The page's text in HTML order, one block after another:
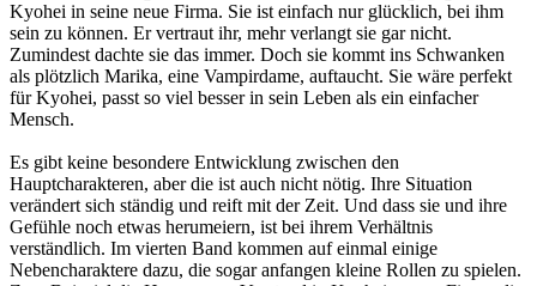
Kyohei in seine neue Firma. Sie ist einfach nur glücklich, bei ihm
sein zu können. Er vertraut ihr, mehr verlangt sie gar nicht.
Zumindest dachte sie das immer. Doch sie kommt ins Schwanken
als plötzlich Marika, eine Vampirdame, auftaucht. Sie wäre perfekt
für Kyohei, passt so viel besser in sein Leben als ein einfacher
Mensch.
Es gibt keine besondere Entwicklung zwischen den
Hauptcharakteren, aber die ist auch nicht nötig. Ihre Situation
verändert sich ständig und reift mit der Zeit. Und dass sie und ihre
Gefühle noch etwas herumeiern, ist bei ihrem Verhältnis
verständlich. Im vierten Band kommen auf einmal einige
Nebencharaktere dazu, die sogar anfangen kleine Rollen zu spielen.